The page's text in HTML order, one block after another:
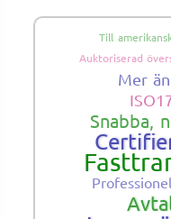
Till
Auktoriserad
Mer
Snabba,